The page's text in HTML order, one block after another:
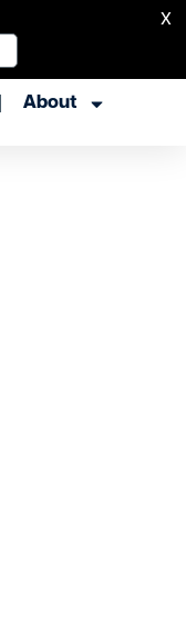
About
X